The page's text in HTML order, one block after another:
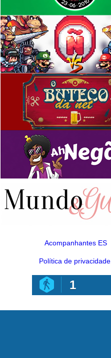
Acompanhantes ES
Política de privacidade.
1